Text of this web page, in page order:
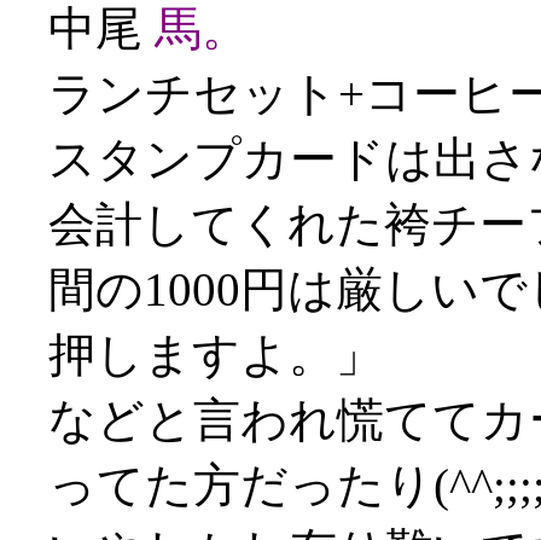
中尾 馬。
ランチセット+コーヒ
スタンプカードは出
会計してくれた袴チ
間の1000円は厳しい
押しますよ。」
などと言われ慌てて
ってた方だったり